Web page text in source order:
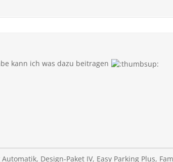
kann ich was dazu beitragen
Automatik, Design-Paket IV, Easy Parking Plus,